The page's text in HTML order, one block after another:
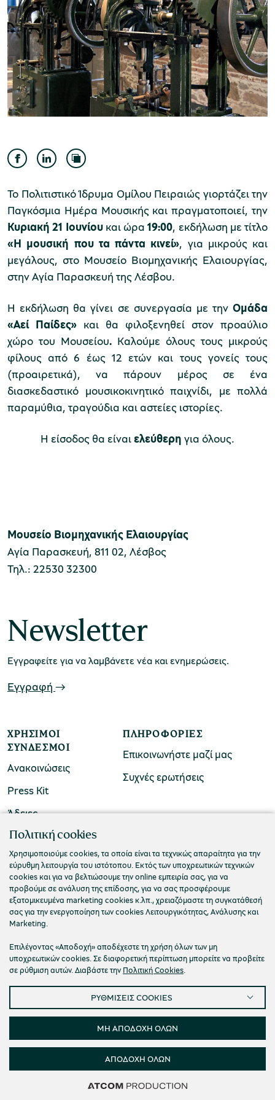
Μουσείο Ελιάς και Ελληνικού Λαδιού
Λέσβου
Μουσείο Πλινθοκεραμοποιίας N. & Σ.
Τσαλαπάτα
Μουσείο Μαρμαροτεχνίας
Μουσείο Περιβάλλοντος Στυμφαλίας
εισιτήρια
εισιτηρίων
Το Πολιτιστικό Ίδρυμα Ομίλου Πειραιώς γιορτάζει την
Παγκόσμια Ημέρα Μουσικής και πραγματοποιεί, την
Κυριακή 21 Ιουνίουκαι ώρα19:00, εκδήλωση με τίτλο
«Η μουσική που τα πάντα κινεί», για μικρούς και
μεγάλους, στο Μουσείο Βιομηχανικής Ελαιουργίας,
στην Αγία Παρασκευή της Λέσβου.
H εκδήλωση θα γίνει σε συνεργασία με την Ομάδα
«Αεί Παίδες» και θα φιλοξενηθεί στον προαύλιο
χώρο του Μουσείου. Καλούμε όλους τους μικρούς
φίλους από 6 έως 12 ετών και τους γονείς τους
(προαιρετικά), να πάρουν μέρος σε ένα
διασκεδαστικό μουσικοκινητικό παιχνίδι, με πολλά
παραμύθια, τραγούδια και αστείες ιστορίες.
Η είσοδος θα είναιελεύθερη για όλους.
Μουσείο Βιομηχανικής Ελαιουργίας
Αγία Παρασκευή, 811 02, Λέσβος
Τηλ.: 22530 32300
Newsletter
Εγγραφείτε για να λαμβάνετε νέα και ενημερώσεις.
Εγγραφή
ΧΡΉΣΙΜΟΙ
ΣΎΝΔΕΣΜΟΙ
Ανακοινώσεις
Press Kit
Άδειες
ΠΛΗΡΟΦΟΡΊΕΣ
Επικοινωνήστε μαζί μας
Συχνές ερωτήσεις
ΠΟΛΙΤΙΣΤΙΚΟ ΙΔΡΥΜΑ ΟΜΙΛΟΥ ΠΕΙΡΑΙΩΣ
Τ. 210 3256922
Ε. info@piop.gr
ΣΥΝΔΕΘΕΙΤΕ ΜΑΖΙ ΜΑΣ
© 2026 Πολιτιστικό Ίδρυμα Ομίλου Πειραιώς
Πολιτική απορρήτου Όροι χρήσης
Cookies
Ρυθμίσεις Cookies
Προσβασιμότητα
Πολιτική cookies
Χρησιμοποιούμε cookies, τα οποία είναι τα τεχνικώς απαραίτητα για την
εύρυθμη λειτουργία του ιστότοπου. Εκτός των υποχρεωτικών τεχνικών
cookies και για να βελτιώσουμε την online εμπειρία σας, για να
προβούμε σε ανάλυση της επίδοσης, για να σας προσφέρουμε
εξατομικευμένα marketing cookies κ.λπ., χρειαζόμαστε τη συγκατάθεσή
σας για την ενεργοποίηση των cookies Λειτουργικότητας, Ανάλυσης και
Marketing.
Επιλέγοντας «Αποδοχή» αποδέχεστε τη χρήση όλων των μη
υποχρεωτικών cookies. Σε διαφορετική περίπτωση μπορείτε να προβείτε
σε ρύθμιση αυτών. Διαβάστε την Πολιτική Cookies.
ΡΥΘΜΙΣΕΙΣ COOKIES
ΜΗ ΑΠΟΔΟΧΗ ΟΛΩΝ
ΑΠΟΔΟΧΗ ΟΛΩΝ